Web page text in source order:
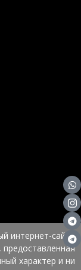
интернет-сайт,
характер и ни